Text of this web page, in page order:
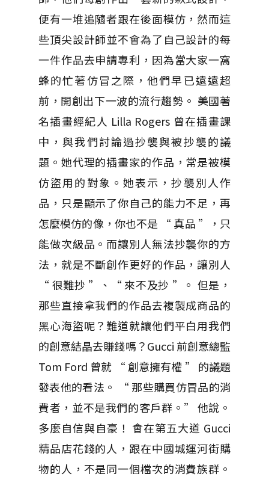
便有一堆追隨者跟在後面模仿，然而這
些頂尖設計師並不會為了自己設計的每
一件作品去申請專利，因為當大家一窩
蜂的忙著仿冒之際，他們早已遠遠超
前，開創出下一波的流行趨勢。 美國著
名插畫經紀人 Lilla Rogers 曾在插畫課
中，與我們討論過抄襲與被抄襲的議
題。她代理的插畫家的作品，常是被模
仿盜用的對象。她表示，抄襲別人作
品，只是顯示了你自己的能力不足，再
怎麼模仿的像，你也不是 “ 真品 ”，只
能做次級品。而讓別人無法抄襲你的方
法，就是不斷創作更好的作品，讓別人
“ 很難抄 ”、“ 來不及抄 ”。 但是，
那些直接拿我們的作品去複製成商品的
黑心海盜呢？難道就讓他們平白用我們
的創意結晶去賺錢嗎？Gucci 前創意總監
Tom Ford 曾就 “ 創意擁有權 ” 的議題
發表他的看法。 “ 那些購買仿冒品的消
費者，並不是我們的客戶群。” 他說。
多麼自信與自豪！ 會在第五大道 Gucci
精品店花錢的人，跟在中國城運河街購
物的人，不是同一個檔次的消費族群。